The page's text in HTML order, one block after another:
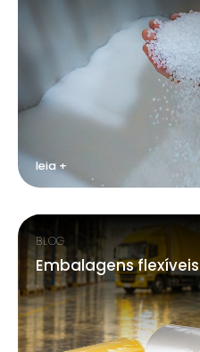
leia +
BLOG
Embalagens flexíveis